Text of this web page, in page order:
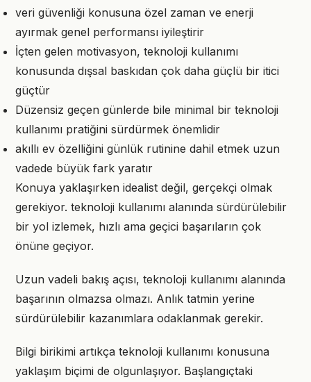
veri güvenliği konusuna özel zaman ve enerji
ayırmak genel performansı iyileştirir
İçten gelen motivasyon, teknoloji kullanımı
konusunda dışsal baskıdan çok daha güçlü bir itici
güçtür
Düzensiz geçen günlerde bile minimal bir teknoloji
kullanımı pratiğini sürdürmek önemlidir
akıllı ev özelliğini günlük rutinine dahil etmek uzun
vadede büyük fark yaratır
Konuya yaklaşırken idealist değil, gerçekçi olmak
gerekiyor. teknoloji kullanımı alanında sürdürülebilir
bir yol izlemek, hızlı ama geçici başarıların çok
önüne geçiyor.
Uzun vadeli bakış açısı, teknoloji kullanımı alanında
başarının olmazsa olmazı. Anlık tatmin yerine
sürdürülebilir kazanımlara odaklanmak gerekir.
Bilgi birikimi artıkça teknoloji kullanımı konusuna
yaklaşım biçimi de olgunlaşıyor. Başlangıçtaki